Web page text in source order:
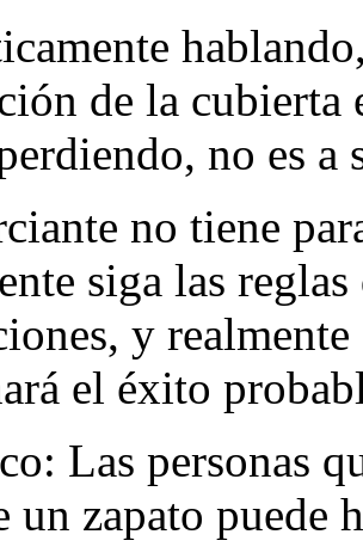
de la cubierta
no es a
no tiene
siga las
y
el éxito
Las personas
un zapato puede